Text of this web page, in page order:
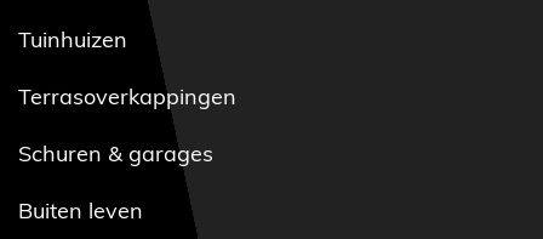
Tuinhuizen
Terrasoverkappingen
Schuren & garages
Buiten leven